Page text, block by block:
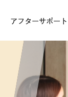
アフターサポート